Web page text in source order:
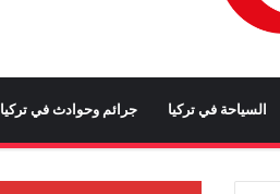
السياحة في تركيا جرائم وحوادث في تركيا